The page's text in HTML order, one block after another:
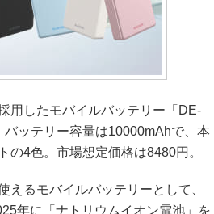
用したモバイルバッテリー「DE-
ッテリー容量は10000mAhで、本
4色。市場想定価格は8480円。
るモバイルバッテリーとして、
年に「ナトリウムイオン電池」を